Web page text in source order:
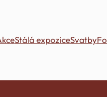
Stálá expoziceSvatby